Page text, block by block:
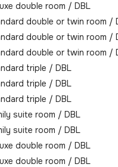
double room / DBL
double or twin room /
double or twin room /
double or twin room /
triple / DBL
triple / DBL
triple / DBL
suite room / DBL
suite room / DBL
double room / DBL
double room / DBL